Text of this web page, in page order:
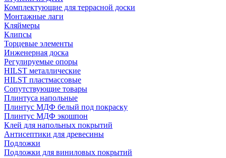
Комплектующие для террасной доски
Монтажные лаги
Кляймеры
Клипсы
Торцевые элементы
Инженерная доска
Регулируемые опоры
HILST металлические
HILST пластмассовые
Сопутствующие товары
Плинтуса напольные
Плинтус МДФ белый под покраску
Плинтус МДФ экошпон
Клей для напольных покрытий
Антисептики для древесины
Подложки
Подложки для виниловых покрытий